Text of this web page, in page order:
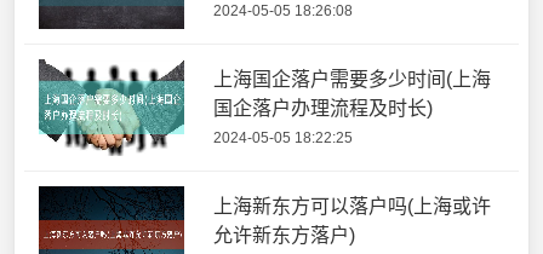
2024-05-05 18:26:08
上海国企落户需要多少时间(上海
国企落户办理流程及时长)
2024-05-05 18:22:25
上海新东方可以落户吗(上海或许
允许新东方落户)